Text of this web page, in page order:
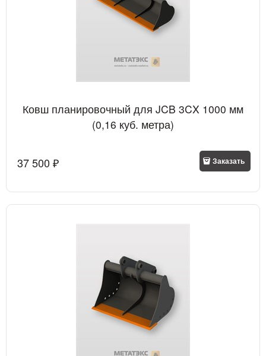
Ковш планировочный для JCB 3CX 1000 мм
(0,16 куб. метра)
37 500 ₽ Заказать